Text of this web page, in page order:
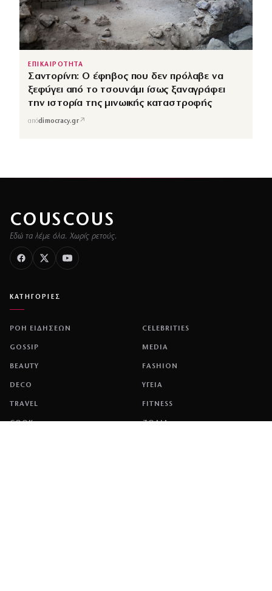
ΕΠΙΚΑΙΡΟΤΗΤΑ
Σαντορίνη: Ο έφηβος που δεν πρόλαβε να
ξεφύγει από το τσουνάμι ίσως ξαναγράφει
την ιστορία της μινωικής καταστροφής
απόdimocracy.gr↗
COUSCOUS
Εδώ τα λέμε όλα. Χωρίς ρετούς.
ΚΑΤΗΓΟΡΙΕΣ
ΡΟΗ ΕΙΔΗΣΕΩΝ CELEBRITIES
GOSSIP MEDIA
BEAUTY FASHION
DECO ΥΓΕΙΑ
TRAVEL FITNESS
COOK ΖΩΔΙΑ